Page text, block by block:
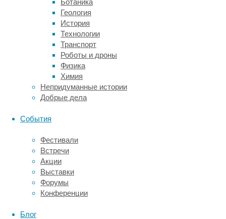
Ботаника
Геология
История
Технологии
Транспорт
Роботы и дроны
Физика
Химия
Непридуманные истории
Добрые дела
События
Фестивали
Встречи
Акции
Выставки
Форумы
Конференции
Блог
разрядов
азот
воздухе
окисляется,
образованные
оксиды
выпадают
на
вместе
вулканическими
выбросами.
В
результате
получившиеся
нитраты,